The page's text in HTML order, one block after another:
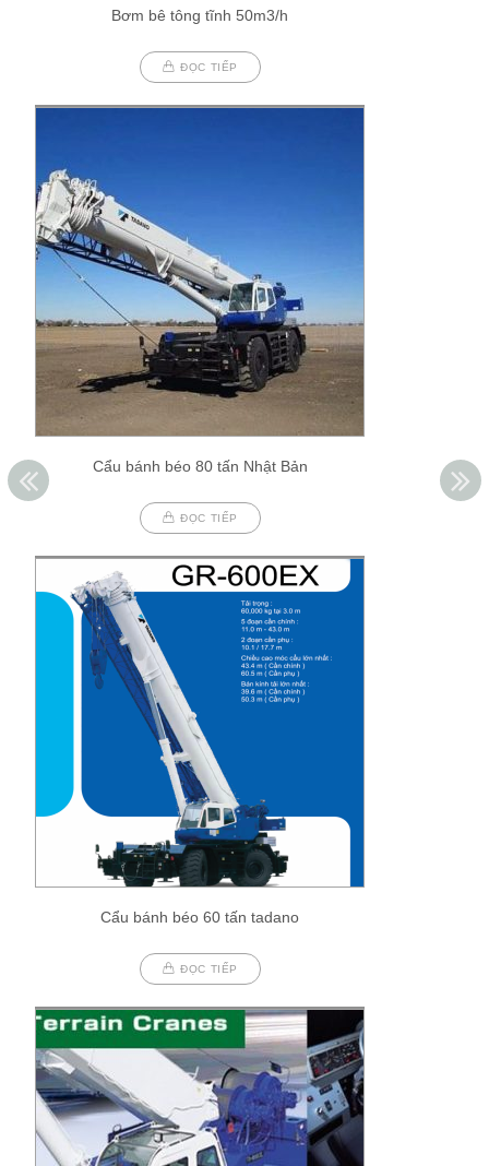
Bơm bê tông tĩnh 50m3/h
ĐỌC TIẾP
Cẩu bánh béo 80 tấn Nhật Bản
ĐỌC TIẾP
Cẩu bánh béo 60 tấn tadano
ĐỌC TIẾP